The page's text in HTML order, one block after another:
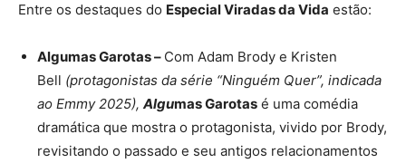
Entre os destaques do Especial Viradas da Vida estão:
Algumas Garotas – Com Adam Brody e Kristen
Bell (protagonistas da série “Ninguém Quer”, indicada
ao Emmy 2025), Algumas Garotas é uma comédia
dramática que mostra o protagonista, vivido por Brody,
revisitando o passado e seu antigos relacionamentos